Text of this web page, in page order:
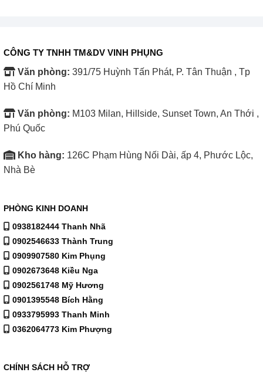
CÔNG TY TNHH TM&DV VINH PHỤNG
Văn phòng: 391/75 Huỳnh Tấn Phát, P. Tân Thuận , Tp
Hồ Chí Minh
Văn phòng: M103 Milan, Hillside, Sunset Town, An Thới ,
Phú Quốc
Kho hàng: 126C Phạm Hùng Nối Dài, ấp 4, Phước Lộc,
Nhà Bè
PHÒNG KINH DOANH
0938182444 Thanh Nhã
0902546633 Thành Trung
0909907580 Kim Phụng
0902673648 Kiều Nga
0902561748 Mỹ Hương
0901395548 Bích Hằng
0933795993 Thanh Minh
0362064773 Kim Phượng
CHÍNH SÁCH HỖ TRỢ